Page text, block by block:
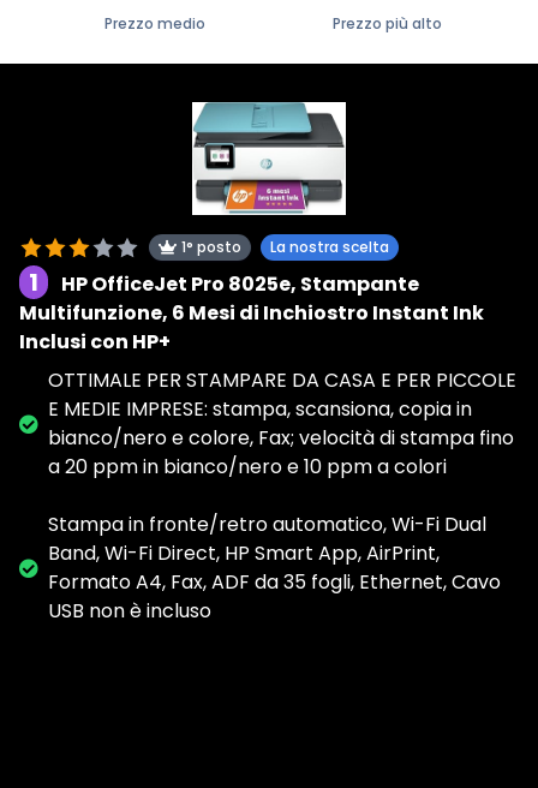
Prezzo medio Prezzo più alto
1° posto La nostra scelta
1
HP OfficeJet Pro 8025e, Stampante
Multifunzione, 6 Mesi di Inchiostro Instant Ink
Inclusi con HP+
OTTIMALE PER STAMPARE DA CASA E PER PICCOLE
E MEDIE IMPRESE: stampa, scansiona, copia in
bianco/nero e colore, Fax; velocità di stampa fino
a 20 ppm in bianco/nero e 10 ppm a colori
Stampa in fronte/retro automatico, Wi-Fi Dual
Band, Wi-Fi Direct, HP Smart App, AirPrint,
Formato A4, Fax, ADF da 35 fogli, Ethernet, Cavo
USB non è incluso